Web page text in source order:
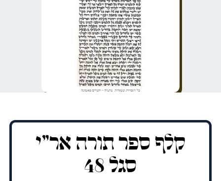
קלף ספר תורה אר"י
סגל 48